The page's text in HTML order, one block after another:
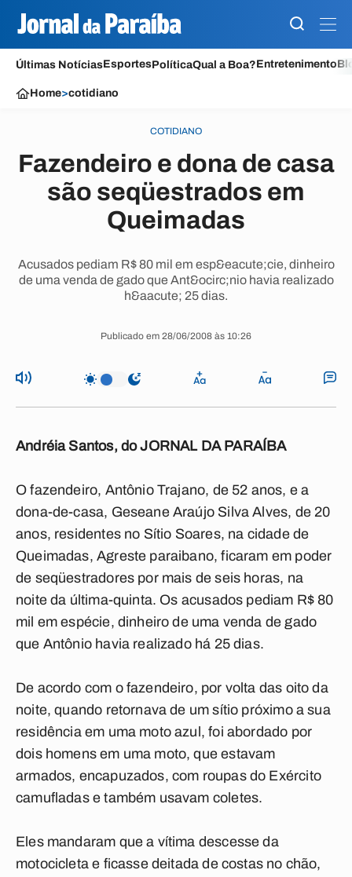
Últimas NotíciasEsportesPolíticaQual a Boa?Entretenimento
Home>cotidiano
COTIDIANO
Fazendeiro e dona de casa
são seqüestrados em
Queimadas
Acusados pediam R$ 80 mil em esp&eacute;cie, dinheiro
de uma venda de gado que Ant&ocirc;nio havia realizado
h&aacute; 25 dias.
Publicado em 28/06/2008 às 10:26
Andréia Santos, do JORNAL DA PARAÍBA
O fazendeiro, Antônio Trajano, de 52 anos, e a
dona-de-casa, Geseane Araújo Silva Alves, de 20
anos, residentes no Sítio Soares, na cidade de
Queimadas, Agreste paraibano, ficaram em poder
de seqüestradores por mais de seis horas, na
noite da última-quinta. Os acusados pediam R$ 80
mil em espécie, dinheiro de uma venda de gado
que Antônio havia realizado há 25 dias.
De acordo com o fazendeiro, por volta das oito da
noite, quando retornava de um sítio próximo a sua
residência em uma moto azul, foi abordado por
dois homens em uma moto, que estavam
armados, encapuzados, com roupas do Exército
camufladas e também usavam coletes.
Eles mandaram que a vítima descesse da
motocicleta e ficasse deitada de costas no chão,